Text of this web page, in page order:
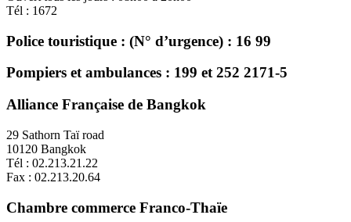
Tél : 1672
Police touristique : (N° d’urgence) : 16 99
Pompiers et ambulances : 199 et 252 2171-5
Alliance Française de Bangkok
29 Sathorn Taï road
10120 Bangkok
Tél : 02.213.21.22
Fax : 02.213.20.64
Chambre commerce Franco-Thaïe